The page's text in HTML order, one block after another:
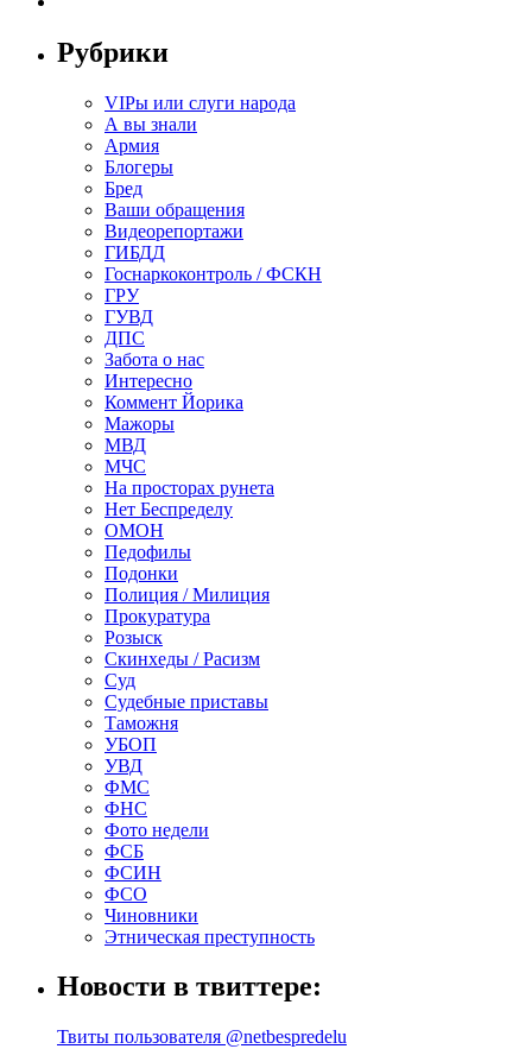
Рубрики
VIPы или слуги народа
А вы знали
Армия
Блогеры
Бред
Ваши обращения
Видеорепортажи
ГИБДД
Госнаркоконтроль / ФСКН
ГРУ
ГУВД
ДПС
Забота о нас
Интересно
Коммент Йорика
Мажоры
МВД
МЧС
На просторах рунета
Нет Беспределу
ОМОН
Педофилы
Подонки
Полиция / Милиция
Прокуратура
Розыск
Скинхеды / Расизм
Суд
Судебные приставы
Таможня
УБОП
УВД
ФМС
ФНС
Фото недели
ФСБ
ФСИН
ФСО
Чиновники
Этническая преступность
Новости в твиттере:
Твиты пользователя @netbespredelu